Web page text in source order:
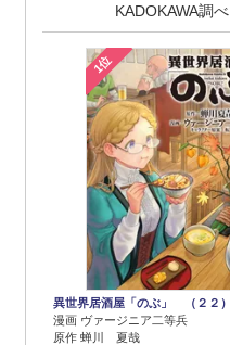
KADOKAWA調べ
1位
異世界居酒屋「のぶ」 （２２）
漫画 ヴァージニア二等兵
原作 蝉川 夏哉